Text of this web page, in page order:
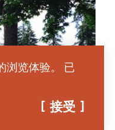
浏览体验。 已
接受